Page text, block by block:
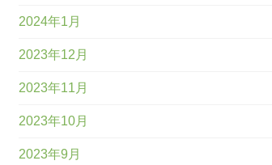
2024年1月
2023年12月
2023年11月
2023年10月
2023年9月